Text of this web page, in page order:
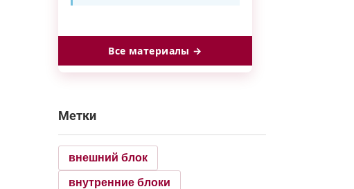
Все материалы →
Метки
внешний блок
внутренние блоки